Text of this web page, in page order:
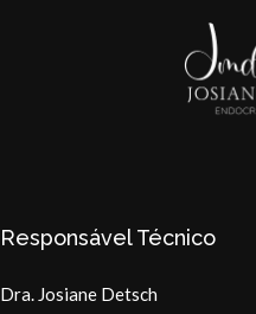
Responsável Técnico
Dra. Josiane Detsch